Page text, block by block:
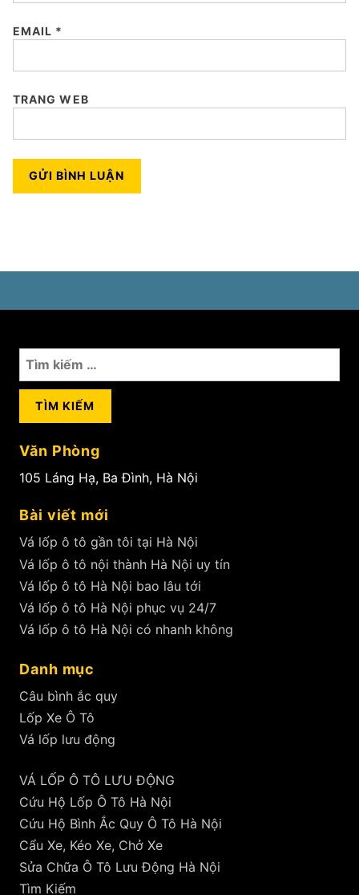
EMAIL *
TRANG WEB
Tìm
kiếm
cho:
Văn Phòng
105 Láng Hạ, Ba Đình, Hà Nội
Bài viết mới
Vá lốp ô tô gần tôi tại Hà Nội
Vá lốp ô tô nội thành Hà Nội uy tín
Vá lốp ô tô Hà Nội bao lâu tới
Vá lốp ô tô Hà Nội phục vụ 24/7
Vá lốp ô tô Hà Nội có nhanh không
Danh mục
Câu bình ắc quy
Lốp Xe Ô Tô
Vá lốp lưu động
VÁ LỐP Ô TÔ LƯU ĐỘNG
Cứu Hộ Lốp Ô Tô Hà Nội
Cứu Hộ Bình Ắc Quy Ô Tô Hà Nội
Cẩu Xe, Kéo Xe, Chở Xe
Sửa Chữa Ô Tô Lưu Động Hà Nội
Tìm Kiếm